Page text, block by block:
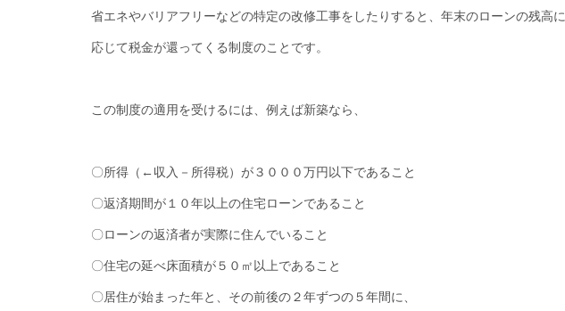
省エネやバリアフリーなどの特定の改修工事をしたりすると、年末のローンの残高に
応じて税金が還ってくる制度のことです。
この制度の適用を受けるには、例えば新築なら、
〇所得（←収入－所得税）が３０００万円以下であること
〇返済期間が１０年以上の住宅ローンであること
〇ローンの返済者が実際に住んでいること
〇住宅の延べ床面積が５０㎡以上であること
〇居住が始まった年と、その前後の２年ずつの５年間に、